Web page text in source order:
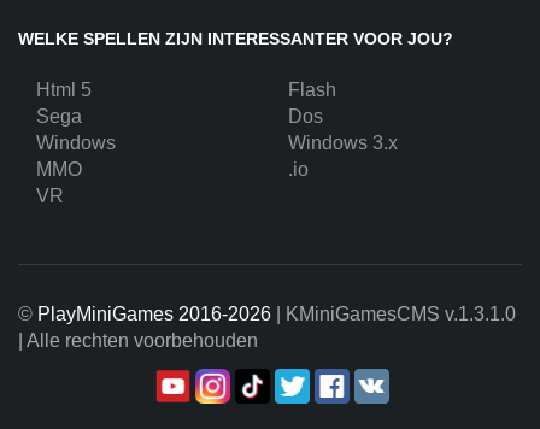
WELKE SPELLEN ZIJN INTERESSANTER VOOR JOU?
Html 5
Flash
Sega
Dos
Windows
Windows 3.x
MMO
.io
VR
© PlayMiniGames 2016-2026 | KMiniGamesCMS v.1.3.1.0
| Alle rechten voorbehouden